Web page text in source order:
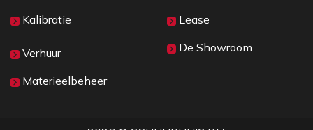
Kalibratie
Verhuur
Materieelbeheer
Lease
De Showroom